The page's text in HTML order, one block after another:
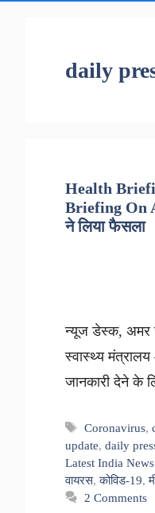
daily
Health
Briefing On
ने लिया फैसला
न्यूज डेस्क, अमर
स्वास्थ्य
जानकारी देने के
Tags
Coronavirus,
update, daily
Latest India
वायरस,कोविड-19,
2 Comments